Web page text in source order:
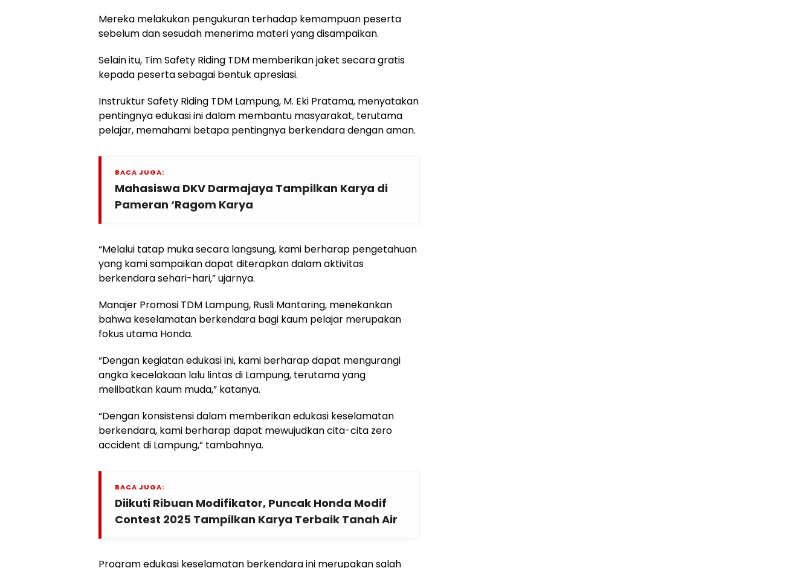
Mereka melakukan pengukuran terhadap kemampuan peserta
sebelum dan sesudah menerima materi yang disampaikan.
Selain itu, Tim Safety Riding TDM memberikan jaket secara gratis
kepada peserta sebagai bentuk apresiasi.
Instruktur Safety Riding TDM Lampung, M. Eki Pratama, menyatakan
pentingnya edukasi ini dalam membantu masyarakat, terutama
pelajar, memahami betapa pentingnya berkendara dengan aman.
BACA JUGA:
Mahasiswa DKV Darmajaya Tampilkan Karya di
Pameran ‘Ragom Karya
“Melalui tatap muka secara langsung, kami berharap pengetahuan
yang kami sampaikan dapat diterapkan dalam aktivitas
berkendara sehari-hari,” ujarnya.
Manajer Promosi TDM Lampung, Rusli Mantaring, menekankan
bahwa keselamatan berkendara bagi kaum pelajar merupakan
fokus utama Honda.
“Dengan kegiatan edukasi ini, kami berharap dapat mengurangi
angka kecelakaan lalu lintas di Lampung, terutama yang
melibatkan kaum muda,” katanya.
“Dengan konsistensi dalam memberikan edukasi keselamatan
berkendara, kami berharap dapat mewujudkan cita-cita zero
accident di Lampung,” tambahnya.
BACA JUGA:
Diikuti Ribuan Modifikator, Puncak Honda Modif
Contest 2025 Tampilkan Karya Terbaik Tanah Air
Program edukasi keselamatan berkendara ini merupakan salah